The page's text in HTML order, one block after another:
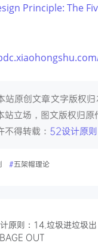
Principle: The
站原创文章文字版权
站立场，图文版权归原
不得转载： 52设计原
#五架帽理论
原则：14.垃圾进垃圾
OUT